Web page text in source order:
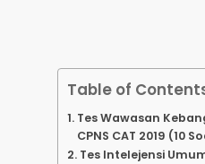
Table of
Tes Wawasan
CPNS CAT 2019 (10
Tes Intelejensi